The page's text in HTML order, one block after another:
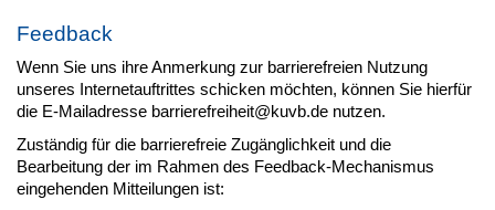
Feedback
Wenn Sie uns ihre Anmerkung zur barrierefreien Nutzung
unseres Internetauftrittes schicken möchten, können Sie hierfür
die E-Mailadresse barrierefreiheit@kuvb.de nutzen.
Zuständig für die barrierefreie Zugänglichkeit und die
Bearbeitung der im Rahmen des Feedback-Mechanismus
eingehenden Mitteilungen ist: